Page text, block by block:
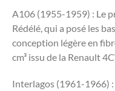
A106 (1955-1959) : Le
Rédélé, qui a posé les
conception légère en
cm³ issu de la Renault
Interlagos (1961-1966) :